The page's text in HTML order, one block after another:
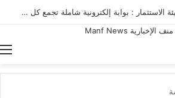
الرئيس التنفيذي لهيئة الاستثمار : بوابة إلكترونية شاملة تجمع كل خدمات الهيئة ومنصاتها الرقمية في مكان واحد